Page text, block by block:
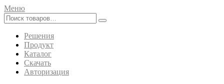
Меню
Решения
Продукт
Каталог
Скачать
Авторизация